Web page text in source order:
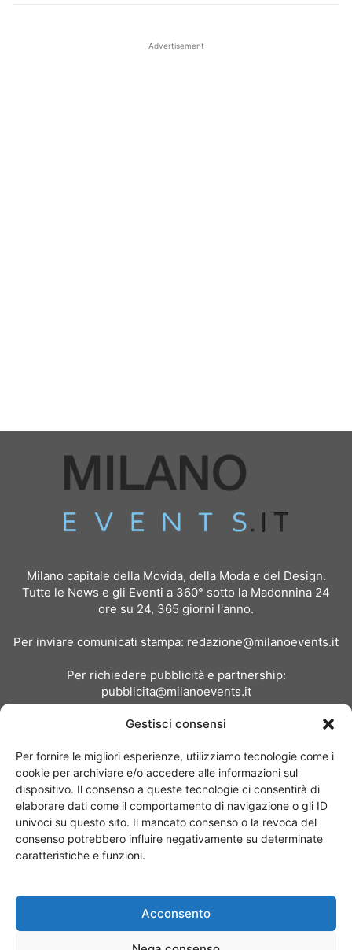
Gestisci consensi
Per fornire le migliori esperienze, utilizziamo tecnologie come i
cookie per archiviare e/o accedere alle informazioni sul
dispositivo. Il consenso a queste tecnologie ci consentirà di
elaborare dati come il comportamento di navigazione o gli ID
univoci su questo sito. Il mancato consenso o la revoca del
consenso potrebbero influire negativamente su determinate
caratteristiche e funzioni.
Acconsento
Advertisement
Milano capitale della Movida, della Moda e del Design.
Tutte le News e gli Eventi a 360° sotto la Madonnina 24
ore su 24, 365 giorni l'anno.
Per inviare comunicati stampa: redazione@milanoevents.it
Per richiedere pubblicità e partnership:
pubblicita@milanoevents.it
Chi siamo I Nostri Clienti
© Copyright 2017 - MilanoEvents.it© managed by